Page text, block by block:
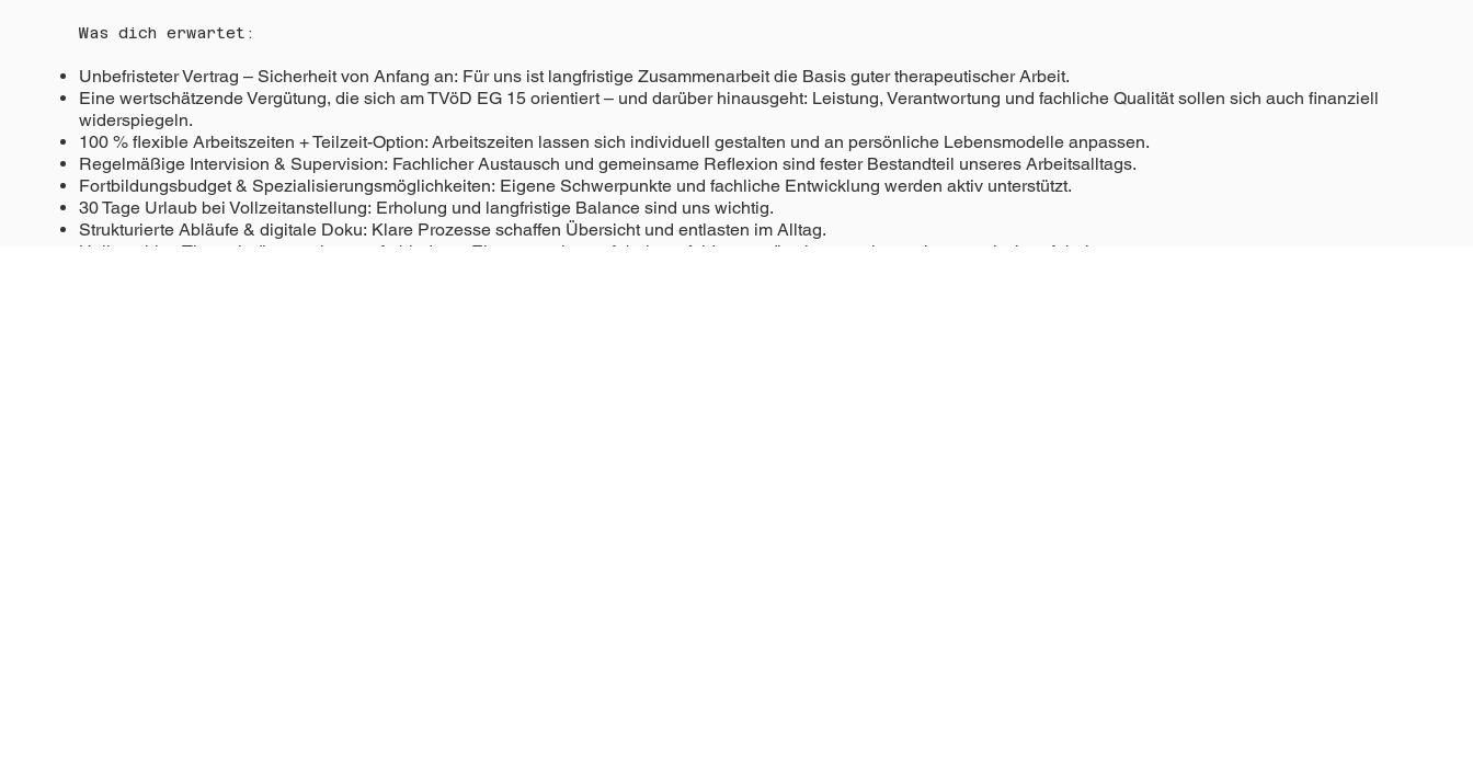
Was dich erwartet:
Unbefristeter Vertrag – Sicherheit von Anfang an: Für uns ist langfristige Zusammenarbeit die Basis guter therapeutischer Arbeit.
Eine wertschätzende Vergütung, die sich am TVöD EG 15 orientiert – und darüber hinausgeht: Leistung, Verantwortung und fachliche Qualität sollen sich auch finanziell
widerspiegeln.
100 % flexible Arbeitszeiten + Teilzeit-Option: Arbeitszeiten lassen sich individuell gestalten und an persönliche Lebensmodelle anpassen.
Regelmäßige Intervision & Supervision: Fachlicher Austausch und gemeinsame Reflexion sind fester Bestandteil unseres Arbeitsalltags.
Fortbildungsbudget & Spezialisierungsmöglichkeiten: Eigene Schwerpunkte und fachliche Entwicklung werden aktiv unterstützt.
30 Tage Urlaub bei Vollzeitanstellung: Erholung und langfristige Balance sind uns wichtig.
Strukturierte Abläufe & digitale Doku: Klare Prozesse schaffen Übersicht und entlasten im Alltag.
Helle, ruhige Therapieräume mit guter Anbindung: Ein angenehmes Arbeitsumfeld unterstützt konzentriertes therapeutisches Arbeiten.